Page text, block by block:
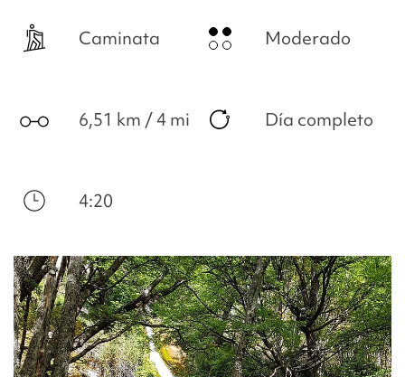
Caminata Moderado
6,51 km / 4 mi Día completo
4:20